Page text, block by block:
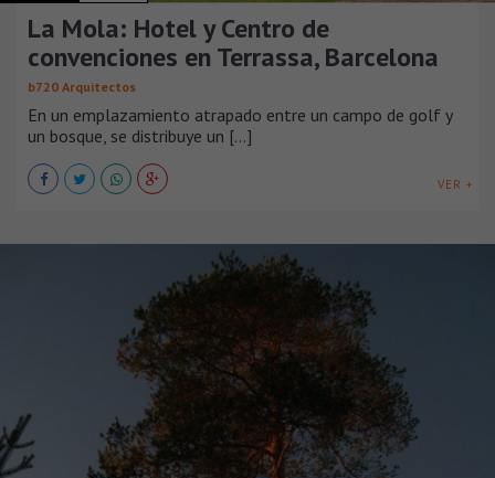
La Mola: Hotel y Centro de
convenciones en Terrassa, Barcelona
b720 Arquitectos
En un emplazamiento atrapado entre un campo de golf y
un bosque, se distribuye un [...]
VER +